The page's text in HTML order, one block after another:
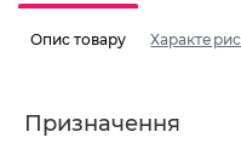
Опис товару
Призначення